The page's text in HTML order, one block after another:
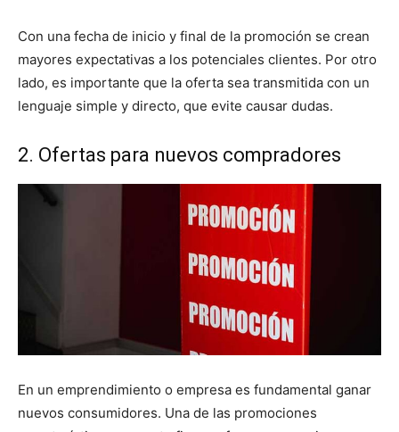
Con una fecha de inicio y final de la promoción se crean
mayores expectativas a los potenciales clientes. Por otro
lado, es importante que la oferta sea transmitida con un
lenguaje simple y directo, que evite causar dudas.
2. Ofertas para nuevos compradores
En un emprendimiento o empresa es fundamental ganar
nuevos consumidores. Una de las promociones